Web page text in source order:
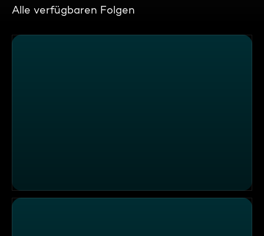
Alle verfügbaren Folgen
Finale mit spanischen Spezialitäten im "Zur Kutsche